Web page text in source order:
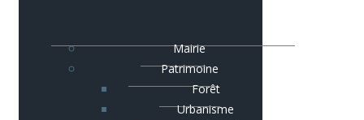
Mairie
Patrimoine
Forêt
Urbanisme